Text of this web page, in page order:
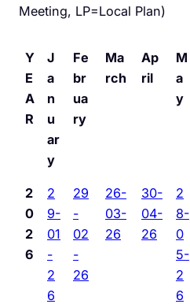
Meeting, LP=Local Plan)
Y
E
A
R
J
a
n
u
ar
y
Fe
br
ua
ry
Ma
rch
Ap
ril
M
a
y
2
0
2
6
2
9-
01
-
2
6
29
-
02
-
26
26-
03-
26
30-
04-
26
2
8-
0
5-
2
6